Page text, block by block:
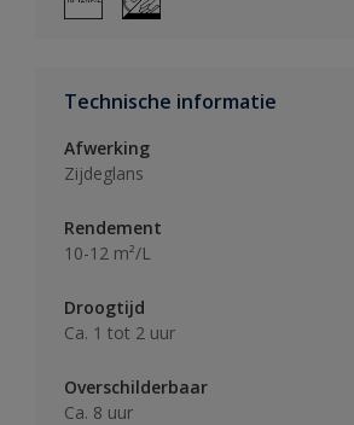
Technische informatie
Afwerking
Zijdeglans
Rendement
10-12 m²/L
Droogtijd
Ca. 1 tot 2 uur
Overschilderbaar
Ca. 8 uur